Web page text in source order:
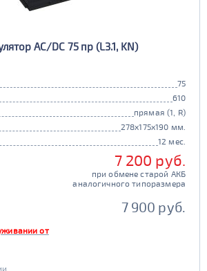
AC/DC 75 пр (L3.1, KN)
75
610
прямая (1, R)
278x175x190 мм.
12 мес.
7 200 руб.
при обмене старой АКБ
аналогичного типоразмера
7 900 руб.
от